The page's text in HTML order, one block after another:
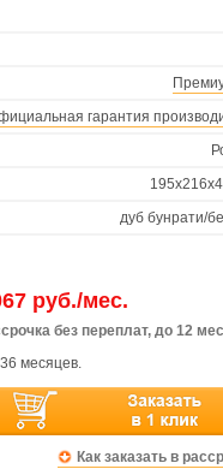
гарантия
дуб бунрати/
руб./мес.
без переплат, до 12
месяцев.
Как заказать в